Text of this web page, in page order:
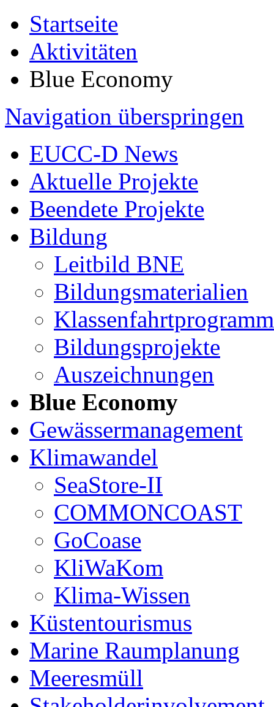
Startseite
Aktivitäten
Blue Economy
Navigation überspringen
EUCC-D News
Aktuelle Projekte
Beendete Projekte
Bildung
Leitbild BNE
Bildungsmaterialien
Klassenfahrtprogramm
Bildungsprojekte
Auszeichnungen
Blue Economy
Gewässermanagement
Klimawandel
SeaStore-II
COMMONCOAST
GoCoase
KliWaKom
Klima-Wissen
Küstentourismus
Marine Raumplanung
Meeresmüll